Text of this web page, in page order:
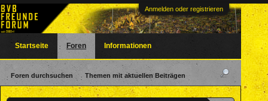
Anmelden oder registrieren
Startseite Foren
Foren durchsuchen Themen mit aktuellen Beiträgen
Informationen